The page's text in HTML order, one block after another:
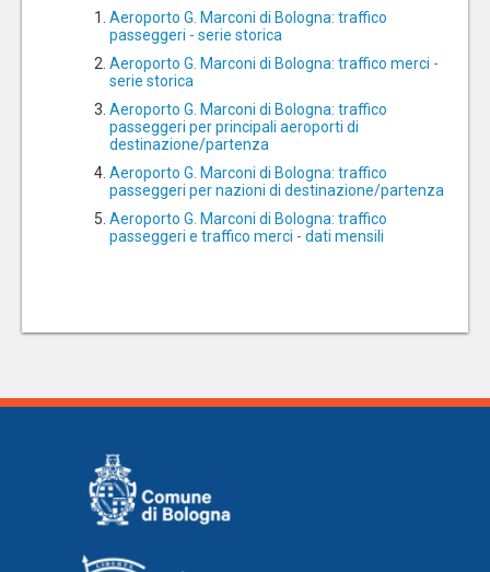
Aeroporto G. Marconi di Bologna: traffico
passeggeri - serie storica
Aeroporto G. Marconi di Bologna: traffico merci -
serie storica
Aeroporto G. Marconi di Bologna: traffico
passeggeri per principali aeroporti di
destinazione/partenza
Aeroporto G. Marconi di Bologna: traffico
passeggeri per nazioni di destinazione/partenza
Aeroporto G. Marconi di Bologna: traffico
passeggeri e traffico merci - dati mensili